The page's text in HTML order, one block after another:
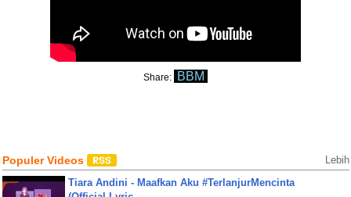
Share: BBM
Populer Videos Lebih
Tiara Andini - Maafkan Aku #TerlanjurMencinta